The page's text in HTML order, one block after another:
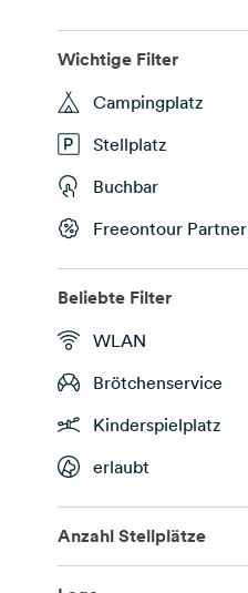
Wichtige Filter
Campingplatz
Stellplatz
Buchbar
Freeontour Partner
Beliebte Filter
WLAN
Brötchenservice
Kinderspielplatz
erlaubt
Anzahl Stellplätze